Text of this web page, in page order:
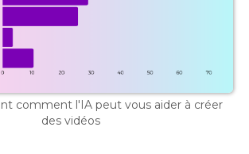
comment l'IA peut vous aider à créer
des vidéos